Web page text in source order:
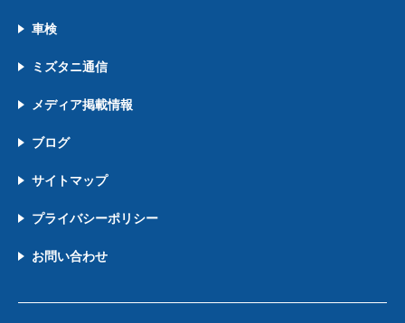
車検
ミズタニ通信
メディア掲載情報
ブログ
サイトマップ
プライバシーポリシー
お問い合わせ